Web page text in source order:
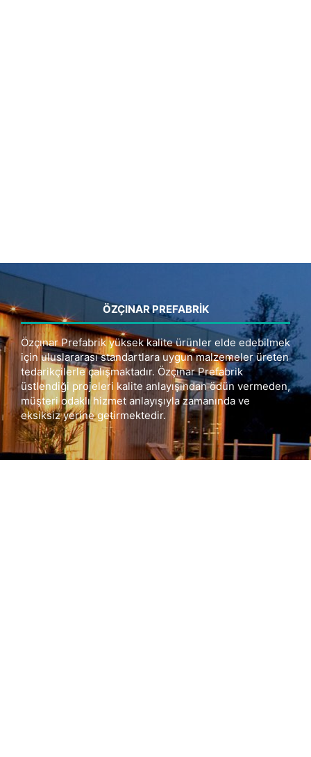
ÖZÇINAR PREFABRIK
Özçınar Prefabrik yüksek kalite ürünler elde edebilmek
için uluslararası standartlara uygun malzemeler üreten
tedarikçilerle çalışmaktadır. Özçınar Prefabrik
üstlendiği projeleri kalite anlayışından ödün vermeden,
müşteri odaklı hizmet anlayışıyla zamanında ve
eksiksiz yerine getirmektedir.